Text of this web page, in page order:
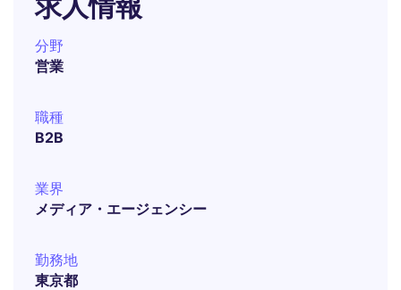
分野
営業
職種
B2B
業界
メディア・エージェンシー
勤務地
東京都